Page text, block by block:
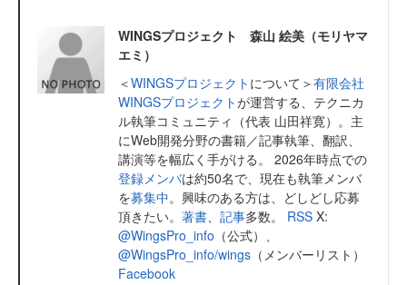
WINGSプロジェクト 森山 絵美（モリヤマ
エミ）
＜WINGSプロジェクト について＞有限会社
WINGSプロジェクトが運営する、テクニカ
ル執筆コミュニティ（代表 山田祥寛）。主
にWeb開発分野の書籍／記事執筆、翻訳、
講演等を幅広く手がける。 2026年時点での
登録メンバは約50名で、現在も執筆メンバ
を募集中。興味のある方は、どしどし応募
頂きたい。 著書 記事多数。 RSS X:
@WingsPro_info （公式）、
@WingsPro_info/wings （メンバーリスト）
Facebook